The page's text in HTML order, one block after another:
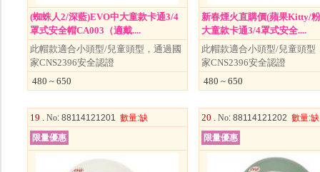
(蜘蛛人2/深藍)EVO中大童款卡通3/4
罩式安全帽CA003（適戴....
此帽款適合小頭型/兒童頭型，通過國
家CNS2396安全認證
480 ~ 650
新春煙火直購價(蘋果Kitty/
大童款卡通3/4罩式安全....
此帽款適合小頭型/兒童頭型
家CNS2396安全認證
480 ~ 650
19 . No: 88114121201 數量:缺
限量優惠
20 . No: 88114121202 數量:缺
限量優惠